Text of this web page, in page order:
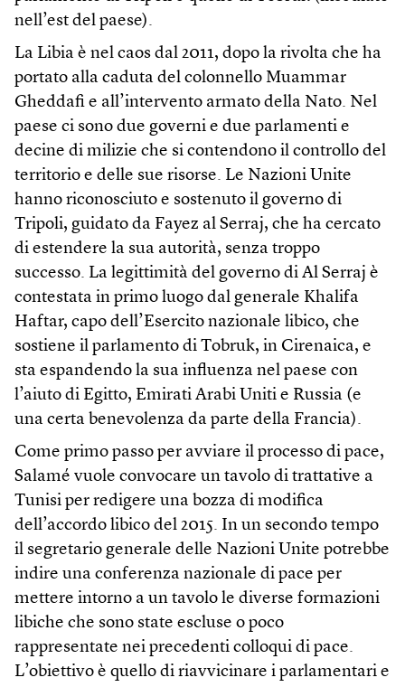
nell’est del paese).
La Libia è nel caos dal 2011, dopo la rivolta che ha
portato alla caduta del colonnello Muammar
Gheddafi e all’intervento armato della Nato. Nel
paese ci sono due governi e due parlamenti e
decine di milizie che si contendono il controllo del
territorio e delle sue risorse. Le Nazioni Unite
hanno riconosciuto e sostenuto il governo di
Tripoli, guidato da Fayez al Serraj, che ha cercato
di estendere la sua autorità, senza troppo
successo. La legittimità del governo di Al Serraj è
contestata in primo luogo dal generale Khalifa
Haftar, capo dell’Esercito nazionale libico, che
sostiene il parlamento di Tobruk, in Cirenaica, e
sta espandendo la sua influenza nel paese con
l’aiuto di Egitto, Emirati Arabi Uniti e Russia (e
una certa benevolenza da parte della Francia).
Come primo passo per avviare il processo di pace,
Salamé vuole convocare un tavolo di trattative a
Tunisi per redigere una bozza di modifica
dell’accordo libico del 2015. In un secondo tempo
il segretario generale delle Nazioni Unite potrebbe
indire una conferenza nazionale di pace per
mettere intorno a un tavolo le diverse formazioni
libiche che sono state escluse o poco
rappresentate nei precedenti colloqui di pace.
L’obiettivo è quello di riavvicinare i parlamentari e